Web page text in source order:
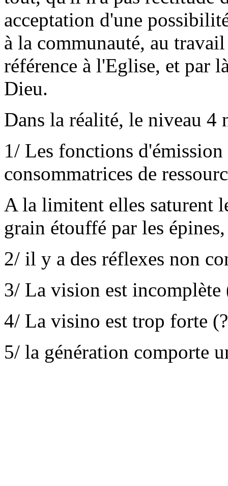
acceptation d'une
à la communauté, au
référence à l'Eglise, et par
Dieu.
Dans la réalité, le niveau 4
1/ Les fonctions
consommatrices de
A la limitent elles saturent
grain étouffé par les
2/ il y a des réflexes non
3/ La vision est incomplète
4/ La visino est trop forte
5/ la génération comporte